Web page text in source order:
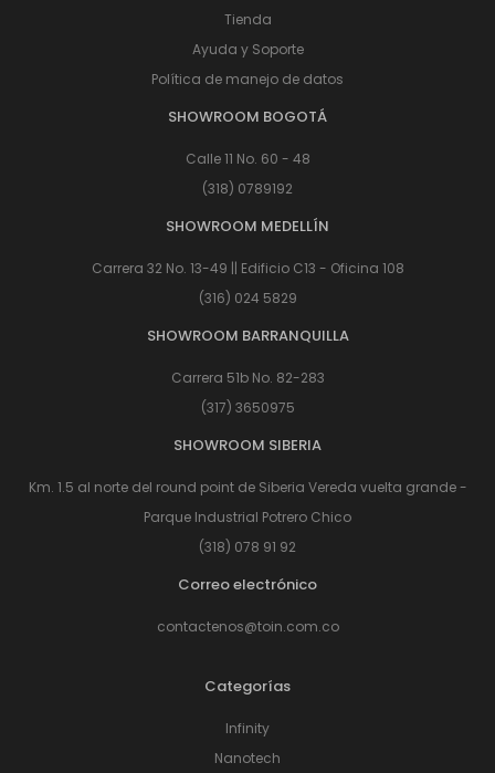
Tienda
Ayuda y Soporte
Política de manejo de datos
SHOWROOM BOGOTÁ
Calle 11 No. 60 - 48
(318) 0789192
SHOWROOM MEDELLÍN
Carrera 32 No. 13-49 || Edificio C13 - Oficina 108
(316) 024 5829
SHOWROOM BARRANQUILLA
Carrera 51b No. 82-283
(317) 3650975
SHOWROOM SIBERIA
Km. 1.5 al norte del round point de Siberia Vereda vuelta grande -
Parque Industrial Potrero Chico
(318) 078 91 92
Correo electrónico
contactenos@toin.com.co
Categorías
Infinity
Nanotech